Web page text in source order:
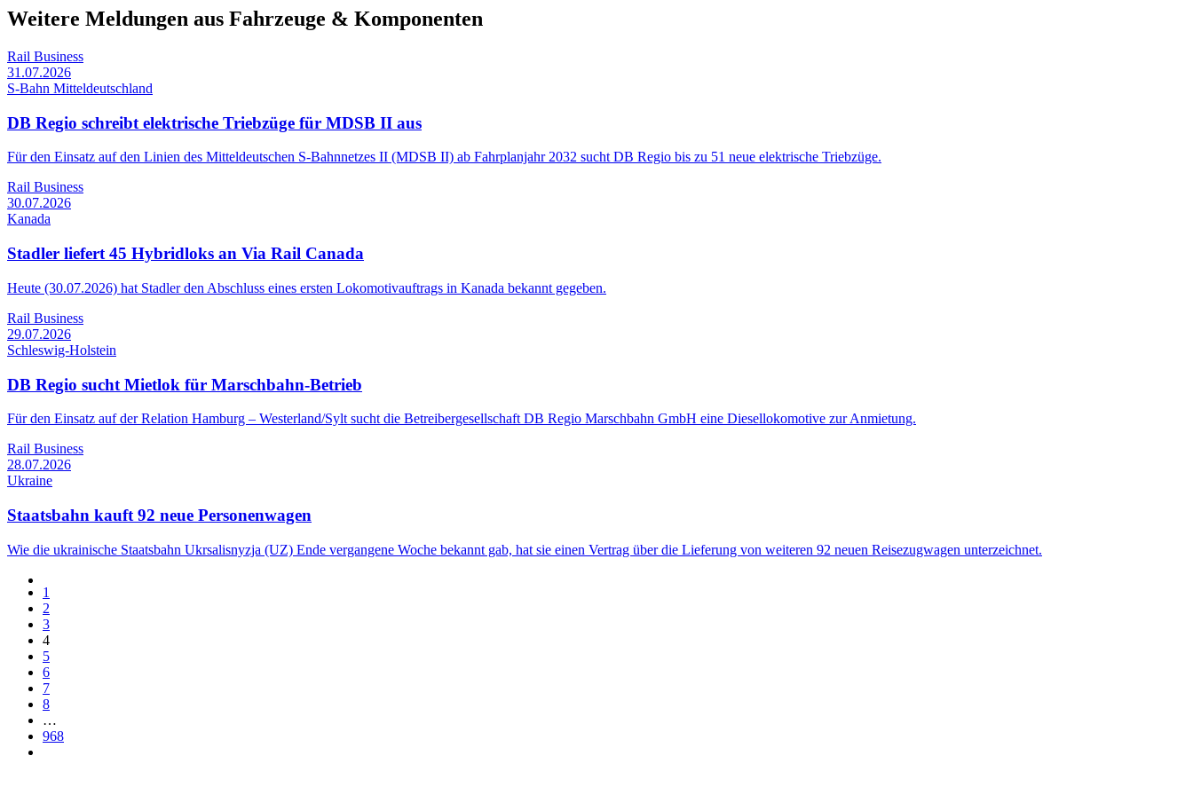
Weitere Meldungen aus Fahrzeuge & Komponenten
Rail Business
31.07.2026
S-Bahn Mitteldeutschland
DB Regio schreibt elektrische Triebzüge für MDSB II aus
Für den Einsatz auf den Linien des Mitteldeutschen S-Bahnnetzes II (MDSB II) ab Fahrplanjahr 2032 sucht DB Regio bis zu 51 neue elektrische Triebzüge.
Rail Business
30.07.2026
Kanada
Stadler liefert 45 Hybridloks an Via Rail Canada
Heute (30.07.2026) hat Stadler den Abschluss eines ersten Lokomotivauftrags in Kanada bekannt gegeben.
Rail Business
29.07.2026
Schleswig-Holstein
DB Regio sucht Mietlok für Marschbahn-Betrieb
Für den Einsatz auf der Relation Hamburg – Westerland/Sylt sucht die Betreibergesellschaft DB Regio Marschbahn GmbH eine Diesellokomotive zur Anmietung.
Rail Business
28.07.2026
Ukraine
Staatsbahn kauft 92 neue Personenwagen
Wie die ukrainische Staatsbahn Ukrsalisnyzja (UZ) Ende vergangene Woche bekannt gab, hat sie einen Vertrag über die Lieferung von weiteren 92 neuen Reisezugwagen unterzeichnet.
1
2
3
4
5
6
7
8
…
968